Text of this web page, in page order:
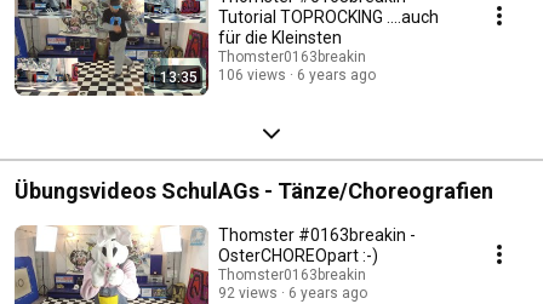
13:35
Tutorial TOPROCKING ....auch
für die Kleinsten
Thomster0163breakin
106 views
6 years ago
Übungsvideos SchulAGs - Tänze/Choreografien
Thomster #0163breakin -
OsterCHOREOpart :-)
Thomster0163breakin
92 views
6 years ago